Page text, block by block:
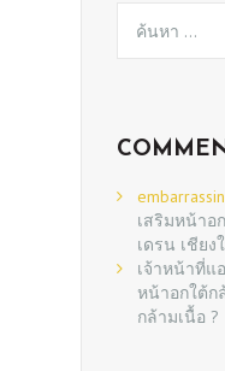
สำหรับ:
เสริมหน้าอ
เดรน เชียง
เจ้าหน้าที่แ
หน้าอกใต้ก
กล้ามเนื้อ ?